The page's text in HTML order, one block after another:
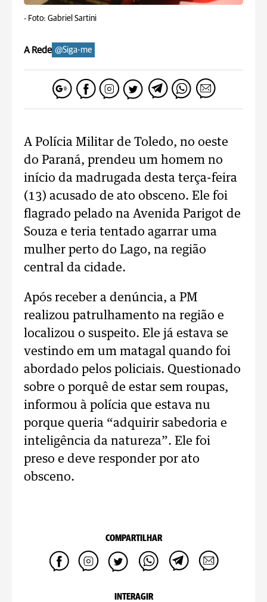
- Foto: Gabriel Sartini
A Rede @Siga-me
A Polícia Militar de Toledo, no oeste
do Paraná, prendeu um homem no
início da madrugada desta terça-feira
(13) acusado de ato obsceno. Ele foi
flagrado pelado na Avenida Parigot de
Souza e teria tentado agarrar uma
mulher perto do Lago, na região
central da cidade.
Após receber a denúncia, a PM
realizou patrulhamento na região e
localizou o suspeito. Ele já estava se
vestindo em um matagal quando foi
abordado pelos policiais. Questionado
sobre o porquê de estar sem roupas,
informou à polícia que estava nu
porque queria “adquirir sabedoria e
inteligência da natureza”. Ele foi
preso e deve responder por ato
obsceno.
COMPARTILHAR
INTERAGIR